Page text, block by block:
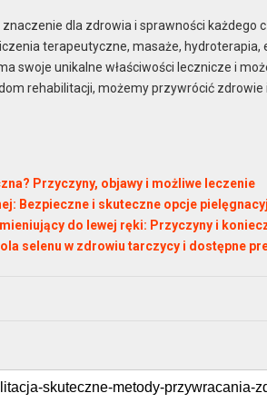
dla zdrowia i sprawności każdego
terapeutyczne, masaże,
swoje unikalne właściwości lecznicze i
rehabilitacji, możemy przywrócić
Przyczyny, objawy i możliwe leczenie
Bezpieczne i skuteczne opcje
do lewej ręki: Przyczyny i
selenu w zdrowiu tarczycy i dostępne